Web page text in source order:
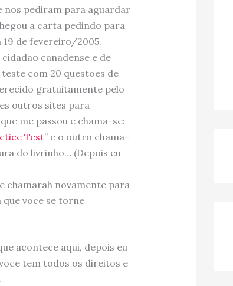
nos pediram para aguardar
a carta pedindo para
de fevereiro/2005.
canadense e de
com 20 questoes de
gratuitamente pelo
outros sites para
me passou e chama-se:
Test” e o outro chama-
do livrinho… (Depois eu
chamarah novamente para
voce se torne
acontece aqui, depois eu
tem todos os direitos e